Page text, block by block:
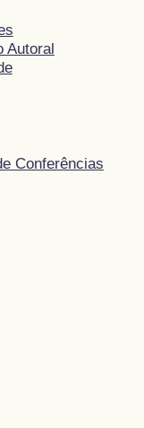
Autoral
Conferências